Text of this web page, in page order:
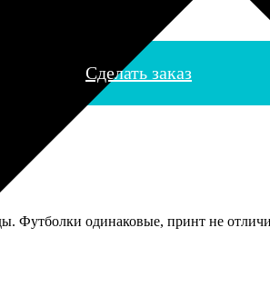
Сделать заказ
Футболки одинаковые, принт не